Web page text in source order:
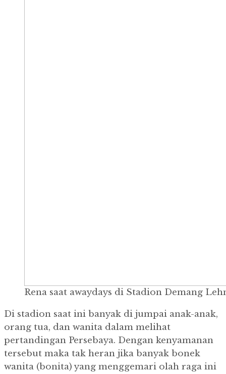
Rena saat awaydays di Stadion Demang
Di stadion saat ini banyak di jumpai anak-anak,
orang tua, dan wanita dalam melihat
pertandingan Persebaya. Dengan kenyamanan
tersebut maka tak heran jika banyak bonek
wanita (bonita) yang menggemari olah raga ini